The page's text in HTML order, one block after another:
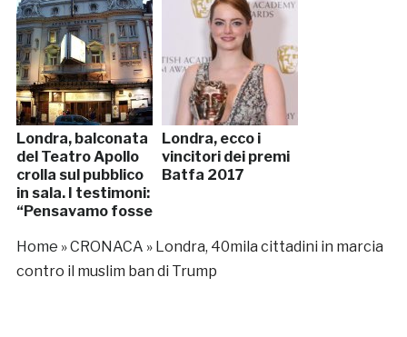
Londra, balconata
del Teatro Apollo
crolla sul pubblico
in sala. I testimoni:
“Pensavamo fosse
Londra, ecco i
vincitori dei premi
Batfa 2017
Home »CRONACA » Londra, 40mila cittadini in marcia
contro il muslim ban di Trump